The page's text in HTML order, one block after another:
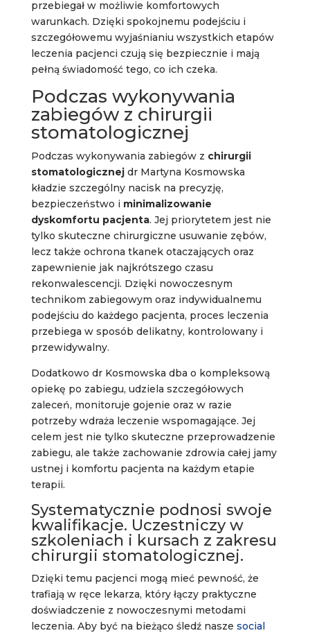
przebiegał w możliwie komfortowych
warunkach. Dzięki spokojnemu podejściu i
szczegółowemu wyjaśnianiu wszystkich etapów
leczenia pacjenci czują się bezpiecznie i mają
pełną świadomość tego, co ich czeka.
Podczas wykonywania
zabiegów z chirurgii
stomatologicznej
Podczas wykonywania zabiegów z chirurgii
stomatologicznej dr Martyna Kosmowska
kładzie szczególny nacisk na precyzję,
bezpieczeństwo i minimalizowanie
dyskomfortu pacjenta. Jej priorytetem jest nie
tylko skuteczne chirurgiczne usuwanie zębów,
lecz także ochrona tkanek otaczających oraz
zapewnienie jak najkrótszego czasu
rekonwalescencji. Dzięki nowoczesnym
technikom zabiegowym oraz indywidualnemu
podejściu do każdego pacjenta, proces leczenia
przebiega w sposób delikatny, kontrolowany i
przewidywalny.
Dodatkowo dr Kosmowska dba o kompleksową
opiekę po zabiegu, udziela szczegółowych
zaleceń, monitoruje gojenie oraz w razie
potrzeby wdraża leczenie wspomagające. Jej
celem jest nie tylko skuteczne przeprowadzenie
zabiegu, ale także zachowanie zdrowia całej jamy
ustnej i komfortu pacjenta na każdym etapie
terapii.
Systematycznie podnosi swoje
kwalifikacje. Uczestniczy w
szkoleniach i kursach z zakresu
chirurgii stomatologicznej.
Dzięki temu pacjenci mogą mieć pewność, że
trafiają w ręce lekarza, który łączy praktyczne
doświadczenie z nowoczesnymi metodami
leczenia. Aby być na bieżąco śledź nasze social